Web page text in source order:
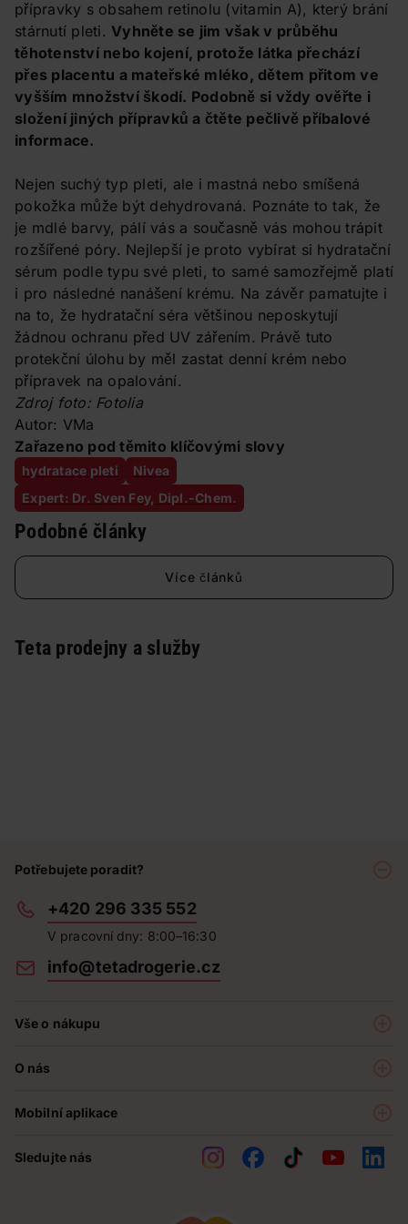
přípravky s obsahem retinolu (vitamin A), který brání
stárnutí pleti. Vyhněte se jim však v průběhu
těhotenství nebo kojení, protože látka přechází
přes placentu a mateřské mléko, dětem přitom ve
vyšším množství škodí. Podobně si vždy ověřte i
složení jiných přípravků a čtěte pečlivě příbalové
informace.
Nejen suchý typ pleti, ale i mastná nebo smíšená
pokožka může být dehydrovaná. Poznáte to tak, že
je mdlé barvy, pálí vás a současně vás mohou trápit
rozšířené póry. Nejlepší je proto vybírat si hydratační
sérum podle typu své pleti, to samé samozřejmě platí
i pro následné nanášení krému. Na závěr pamatujte i
na to, že hydratační séra většinou neposkytují
žádnou ochranu před UV zářením. Právě tuto
protekční úlohu by měl zastat denní krém nebo
přípravek na opalování.
Zdroj foto: Fotolia
Autor: VMa
Zařazeno pod těmito klíčovými slovy
hydratace pleti
Nivea
Expert: Dr. Sven Fey, Dipl.-Chem.
Podobné články
Více článků
Teta prodejny a služby
Potřebujete poradit?
+420 296 335 552
V pracovní dny: 8:00–16:30
info@tetadrogerie.cz
Vše o nákupu
Prodejny
Obchodní podmínky
O nás
Teta pomáhá
Mobilní aplikace
Sledujte nás